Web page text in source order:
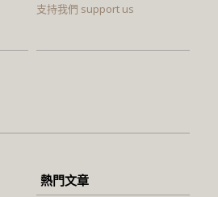
支持我們 support us
熱門文章